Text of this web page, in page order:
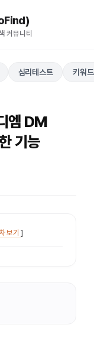
커뮤니티
심리테스트 키워
엠 DM
기능
보기 ]